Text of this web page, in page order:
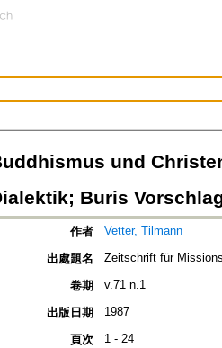
und
Buris
作者 Vetter, Tilmann
出處題名 Zeitschrift für
卷期 v.71 n.1
出版日期 1987
頁次 1 - 24